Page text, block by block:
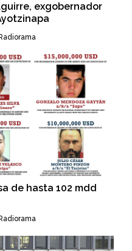
exgobernador
de hasta 102 mdd